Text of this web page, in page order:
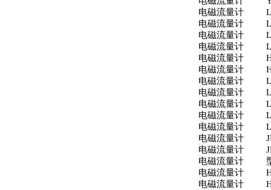
电磁流量计
电磁流量计
电磁流量计
电磁流量计
电磁流量计
电磁流量计
电磁流量计
电磁流量计
电磁流量计
电磁流量计
电磁流量计
电磁流量计
电磁流量计
电磁流量计
电磁流量计
电磁流量计